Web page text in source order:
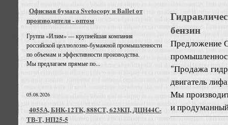
Офисная бумага Svetocopy и Ballet от
производителя - оптом
Группа «Илим» — крупнейшая компания
российской целлюлозно-бумажной промышленности
по объемам и эффективности производства.
Мы предлагаем прямые по...
05.08.2026
4055А, БНК-12ТК, 888СТ, 623КП, ДЦН44С-
ТВ-Т, НП25-5
бензин
Предложение
"Продажа
двигатель
Мы
и